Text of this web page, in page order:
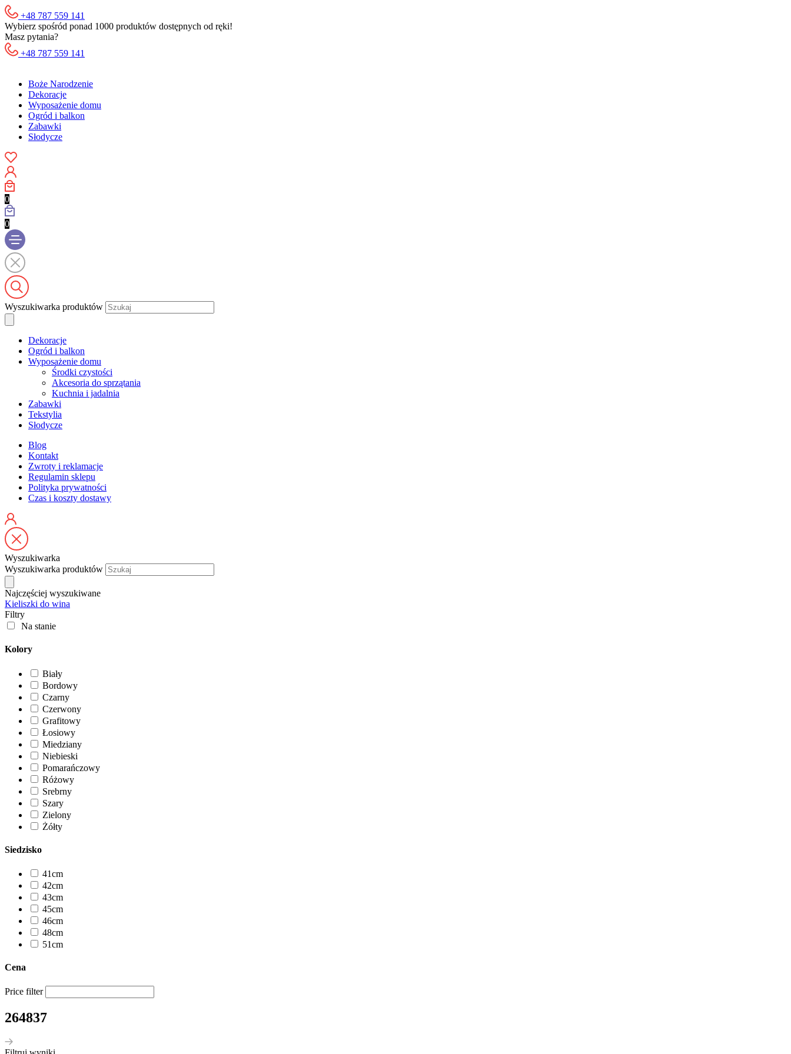
+48 787 559 141
Wybierz spośród ponad 1000 produktów dostępnych od ręki!
Masz pytania?
+48 787 559 141
Boże Narodzenie
Dekoracje
Wyposażenie domu
Ogród i balkon
Zabawki
Słodycze
0
0
Wyszukiwarka produktów
Dekoracje
Ogród i balkon
Wyposażenie domu
Środki czystości
Akcesoria do sprzątania
Kuchnia i jadalnia
Zabawki
Tekstylia
Słodycze
Blog
Kontakt
Zwroty i reklamacje
Regulamin sklepu
Polityka prywatności
Czas i koszty dostawy
Wyszukiwarka
Wyszukiwarka produktów
Najczęściej wyszukiwane
Kieliszki do wina
Filtry
Na stanie
Kolory
Biały
Bordowy
Czarny
Czerwony
Grafitowy
Łosiowy
Miedziany
Niebieski
Pomarańczowy
Różowy
Srebrny
Szary
Zielony
Żółty
Siedzisko
41cm
42cm
43cm
45cm
46cm
48cm
51cm
Cena
Price filter
264837